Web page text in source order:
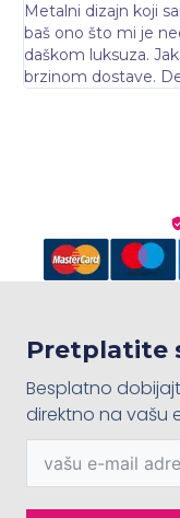
Metalni dizajn koji
baš ono što mi je
daškom luksuza.
brzinom dostave.
Pretplatite
Besplatno
direktno na vašu